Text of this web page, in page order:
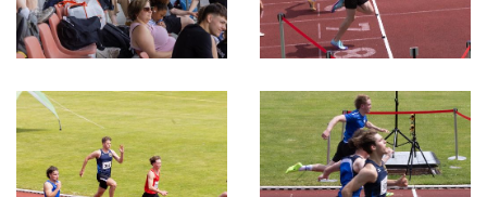
Gottesdienst
Badminton
Basketball
Beachvolleyball